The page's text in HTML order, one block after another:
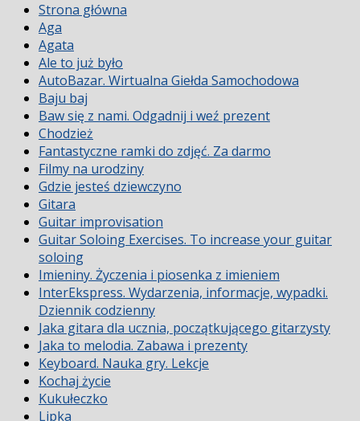
Strona główna
Aga
Agata
Ale to już było
AutoBazar. Wirtualna Giełda Samochodowa
Baju baj
Baw się z nami. Odgadnij i weź prezent
Chodzież
Fantastyczne ramki do zdjęć. Za darmo
Filmy na urodziny
Gdzie jesteś dziewczyno
Gitara
Guitar improvisation
Guitar Soloing Exercises. To increase your guitar
soloing
Imieniny. Życzenia i piosenka z imieniem
InterEkspress. Wydarzenia, informacje, wypadki.
Dziennik codzienny
Jaka gitara dla ucznia, początkującego gitarzysty
Jaka to melodia. Zabawa i prezenty
Keyboard. Nauka gry. Lekcje
Kochaj życie
Kukułeczko
Lipka